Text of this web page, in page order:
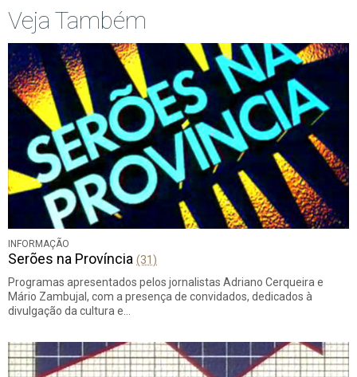
Veja Também
INFORMAÇÃO
Serões na Província (31)
Programas apresentados pelos jornalistas Adriano Cerqueira e
Mário Zambujal, com a presença de convidados, dedicados à
divulgação da cultura e…